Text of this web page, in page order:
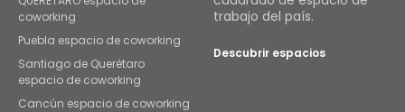
coworking
Puebla espacio de coworking
Santiago de Querétaro
espacio de coworking
Cancún espacio de coworking
trabajo del país.
Descubrir espacios